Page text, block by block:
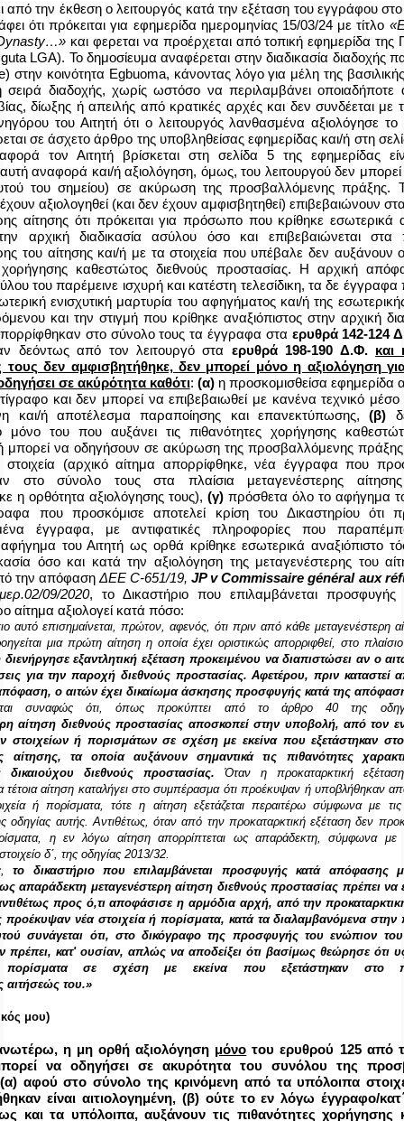
από την έκθεση ο λειτουργός κατά την εξέταση του εγγράφου
ότι πρόκειται για εφημερίδα ημερομηνίας 15/03/24 με τίτλο «
…» και φερεται να προέρχεται από τοπική εφημερίδα της
LGA). Το δημοσίευμα αναφέρεται στην διαδικασία διαδοχής
) στην κοινότητα Egbuoma, κάνοντας λόγο για μέλη της βασιλικής
σειρά διαδοχής, χωρίς ωστόσο να περιλαμβάνει
δίωξης ή απειλής από κρατικές αρχές και δεν συνδέεται με
του Αιτητή ότι ο λειτουργός λανθασμένα αξιολόγησε το
σε άσχετο άρθρο της υποβληθείσας εφημερίδας και/ή στη
τον Αιτητή βρίσκεται στη σελίδα 5 της εφημερίδας
αναφορά και/ή αξιολόγηση, όμως, του λειτουργού δεν μπορεί
του σημείου) σε ακύρωση της προσβαλλόμενης πράξης.
αξιολογηθεί (και δεν έχουν αμφισβητηθεί) επιβεβαιώνουν
αίτησης ότι πρόκειται για πρόσωπο που κρίθηκε εσωτερικά
αρχική διαδικασία ασύλου όσο και επιβεβαιώνεται στα
του αίτησης και/ή με τα στοιχεία που υπέβαλε δεν αυξάνουν
χορήγησης καθεστώτος διεθνούς προστασίας. Η αρχική
του παρέμεινε ισχυρή και κατέστη τελεσίδικη, τα δε
ενισχυτική μαρτυρία του αφηγήματος και/ή της εσωτερικής
και την στιγμή που κρίθηκε αναξιόπιστος στην αρχική
στο σύνολο τους τα έγγραφα στα ερυθρά 142-124
δεόντως από τον λειτουργό στα ερυθρά 198-190 Δ.Φ. και
τους δεν αμφισβητήθηκε, δεν μπορεί μόνο η αξιολόγηση
σε ακύρότητα καθότι: (α)η προσκομισθείσα εφημερίδα
και δεν μπορεί να επιβεβαιωθεί με κανένα τεχνικό μέσο
και/ή αποτέλεσμα παραποίησης και επανεκτύπωσης,(β)
μόνο του που αυξάνει τις πιθανότητες χορήγησης
μπορεί να οδηγήσουν σε ακύρωση της προσβαλλόμενης
στοιχεία (αρχικό αίτημα απορρίφθηκε, νέα έγγραφα που
στο σύνολο τους στα πλαίσια μεταγενέστερης
η ορθότητα αξιολόγησης τους), (γ)πρόσθετα όλο το αφήγημα
που προσκόμισε αποτελεί κρίση του Δικαστηρίου ότι
έγγραφα, με αντιφατικές πληροφορίες που
του Αιτητή ως ορθά κρίθηκε εσωτερικά αναξιόπιστο
όσο και κατά την αξιολόγηση της μεταγενέστερης του
την απόφαση ΔΕΕC-651/19, JP v Commissaire général aux ré
09/2020, το Δικαστήριο που επιλαμβάνεται
αίτημα αξιολογεί κατά πόσο:
αυτό επισημαίνεται, πρώτον, αφενός, ότι πριν από κάθε μεταγενέστερη
μια πρώτη αίτηση η οποία έχει οριστικώς απορριφθεί, στο
εξαντλητική εξέταση προκειμένου να διαπιστώσει αν ο
για την παροχή διεθνούς προστασίας. Αφετέρου, πριν καταστεί
ο αιτών έχει δικαίωμα άσκησης προσφυγής κατά της
συναφώς ότι, όπως προκύπτει από το άρθρο 40 της
αίτηση διεθνούς προστασίας αποσκοπεί στην υποβολή, από τον
στοιχείων ή πορισμάτων σε σχέση με εκείνα που εξετάστηκαν
αίτησης, τα οποία αυξάνουν σημαντικά τις πιθανότητες
δικαιούχου διεθνούς προστασίας. Όταν η προκαταρκτική
τέτοια αίτηση καταλήγει στο συμπέρασμα ότι προέκυψαν ή υποβλήθηκαν
ή πορίσματα, τότε η αίτηση εξετάζεται περαιτέρω σύμφωνα με τις
οδηγίας αυτής. Αντιθέτως, όταν από την προκαταρκτική εξέταση δεν
η εν λόγω αίτηση απορρίπτεται ως απαράδεκτη, σύμφωνα
δʹ, της οδηγίας 2013/32.
το δικαστήριο που επιλαμβάνεται προσφυγής κατά απόφασης
απαράδεκτη μεταγενέστερη αίτηση διεθνούς προστασίας πρέπει να
προς ό,τι αποφάσισε η αρμόδια αρχή, από την
προέκυψαν νέα στοιχεία ή πορίσματα, κατά τα διαλαμβανόμενα
συνάγεται ότι, στο δικόγραφο της προσφυγής του ενώπιον του
πρέπει, κατ' ουσίαν, απλώς να αποδείξει ότι βασίμως θεώρησε ότι
πορίσματα σε σχέση με εκείνα που εξετάστηκαν στο
αιτήσεώς του.»
μου)
η μη ορθή αξιολόγηση μόνο του ερυθρού 125 από
να οδηγήσει σε ακυρότητα του συνόλου της
αφού στο σύνολο της κρινόμενη από τα υπόλοιπα
είναι αιτιολογημένη, (β) ούτε το εν λόγω έγγραφο/
και τα υπόλοιπα, αυξάνουν τις πιθανότητες χορήγησης